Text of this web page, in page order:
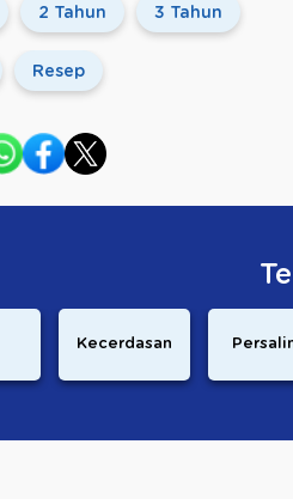
2 Tahun 3 Tahun
Resep
Kecerdasan